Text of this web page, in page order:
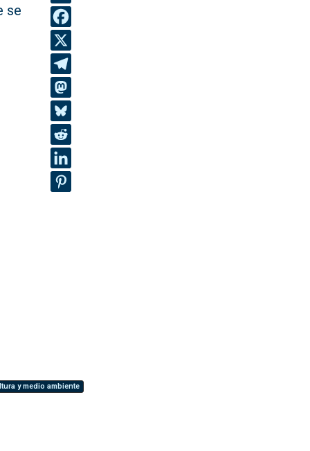
se
y medio ambiente